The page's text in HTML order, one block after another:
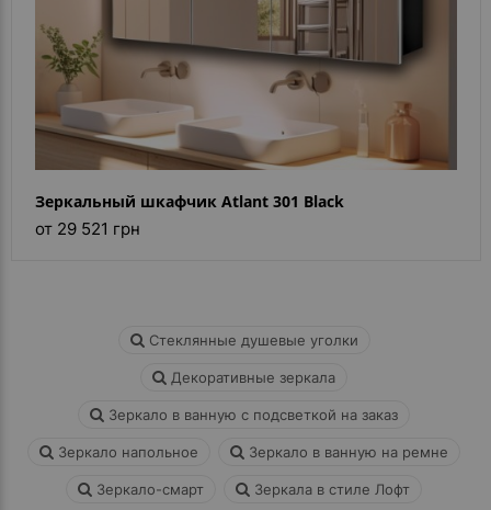
Зеркальный шкафчик Atlant 301 Black
от 29 521 грн
Стеклянные душевые уголки
Декоративные зеркала
Зеркало в ванную с подсветкой на заказ
Зеркало напольное Зеркало в ванную на ремне
Зеркало-смарт Зеркала в стиле Лофт